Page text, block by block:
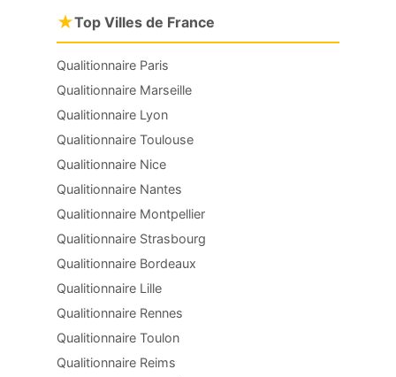
★Top Villes de France
Qualitionnaire Paris
Qualitionnaire Marseille
Qualitionnaire Lyon
Qualitionnaire Toulouse
Qualitionnaire Nice
Qualitionnaire Nantes
Qualitionnaire Montpellier
Qualitionnaire Strasbourg
Qualitionnaire Bordeaux
Qualitionnaire Lille
Qualitionnaire Rennes
Qualitionnaire Toulon
Qualitionnaire Reims